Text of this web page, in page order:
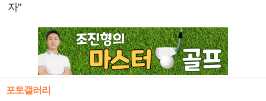
자"
포토갤러리